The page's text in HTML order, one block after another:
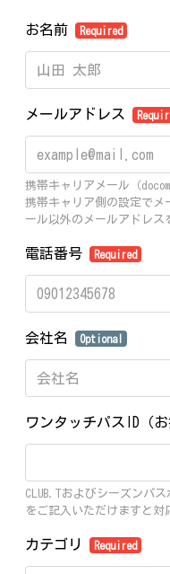
お名前 Required
メールアドレス
携帯キャリアメール（
携帯キャリア側の設定でメ
ール以外のメールアドレス
電話番号 Required
会社名 Optional
ワンタッチパスID（
CLUB.Tおよびシーズンパ
をご記入いただけますと対
カテゴリ Required